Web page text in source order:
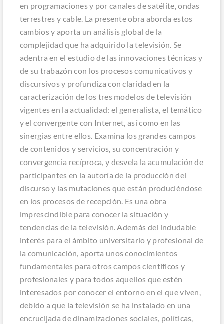
en programaciones y por canales de satélite, ondas
terrestres y cable. La presente obra aborda estos
cambios y aporta un análisis global de la
complejidad que ha adquirido la televisión. Se
adentra en el estudio de las innovaciones técnicas y
de su trabazón con los procesos comunicativos y
discursivos y profundiza con claridad en la
caracterización de los tres modelos de televisión
vigentes en la actualidad: el generalista, el temático
y el convergente con Internet, así como en las
sinergias entre ellos. Examina los grandes campos
de contenidos y servicios, su concentración y
convergencia recíproca, y desvela la acumulación de
participantes en la autoría de la producción del
discurso y las mutaciones que están produciéndose
en los procesos de recepción. Es una obra
imprescindible para conocer la situación y
tendencias de la televisión. Además del indudable
interés para el ámbito universitario y profesional de
la comunicación, aporta unos conocimientos
fundamentales para otros campos científicos y
profesionales y para todos aquellos que estén
interesados por conocer el entorno en el que viven,
debido a que la televisión se ha instalado en una
encrucijada de dinamizaciones sociales, políticas,